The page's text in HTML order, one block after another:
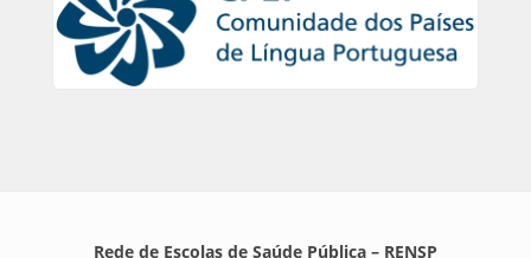
Rede de Escolas de Saúde Pública – RENSP